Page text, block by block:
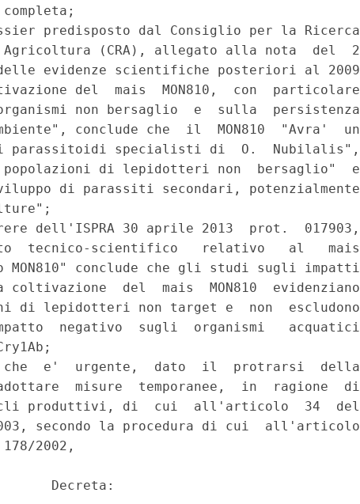
predisposto dal Consiglio per la Ricerca
Agricoltura (CRA), allegato alla nota  del  2
evidenze scientifiche posteriori al 2009
del  mais  MON810,  con  particolare
non bersaglio  e  sulla  persistenza
conclude che  il  MON810  "Avra'  un
parassitoidi specialisti di  O.  Nubilalis",
popolazioni di lepidotteri non  bersaglio"  e
di parassiti secondari, potenzialmente
dell'ISPRA 30 aprile 2013  prot.  017903,
tecnico-scientifico   relativo   al   mais
MON810" conclude che gli studi sugli impatti
del  mais  MON810  evidenziano
di lepidotteri non target e  non  escludono
negativo  sugli  organismi   acquatici
e'  urgente,  dato  il  protrarsi  della
misure  temporanee,  in  ragione  di
cicli produttivi, di  cui  all'articolo  34  del
secondo la procedura di cui  all'articolo
2002,
Decreta: